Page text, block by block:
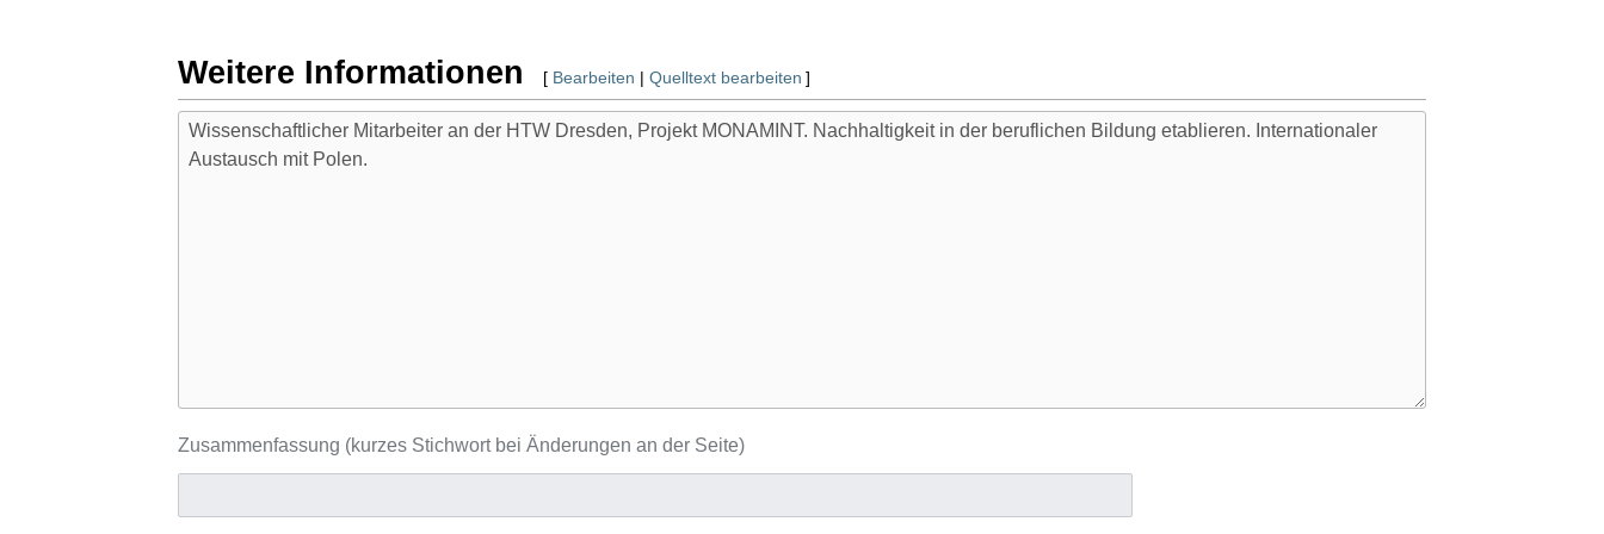
Weitere Informationen [ Bearbeiten | Quelltext bearbeiten ]
Zusammenfassung (kurzes Stichwort bei Änderungen an der Seite)